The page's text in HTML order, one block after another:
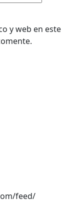
y web en este
feed/